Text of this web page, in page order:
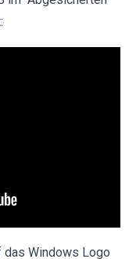
das Windows Logo